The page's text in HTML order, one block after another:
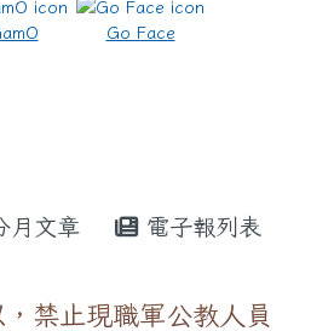
Go Face
月文章 電子報列表
禁止現職軍公教人員